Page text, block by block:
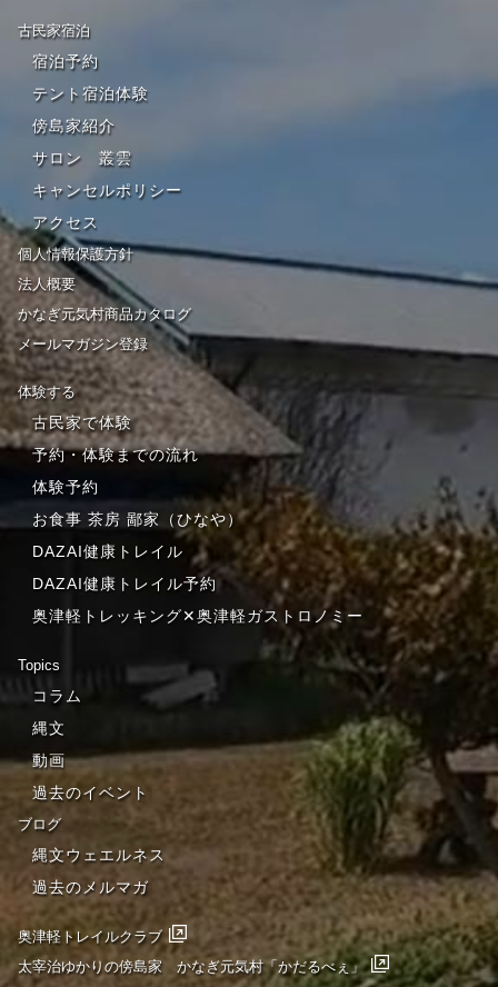
古民家宿泊
宿泊予約
テント宿泊体験
傍島家紹介
サロン 叢雲
キャンセルポリシー
アクセス
個人情報保護方針
法人概要
かなぎ元気村商品カタログ
メールマガジン登録
体験する
古民家で体験
予約・体験までの流れ
体験予約
お食事 茶房 鄙家（ひなや）
DAZAI健康トレイル
DAZAI健康トレイル予約
奥津軽トレッキング✕奥津軽ガストロノミー
Topics
コラム
縄文
動画
過去のイベント
ブログ
縄文ウェエルネス
過去のメルマガ
奥津軽トレイルクラブ
太宰治ゆかりの傍島家 かなぎ元気村「かだるべぇ」